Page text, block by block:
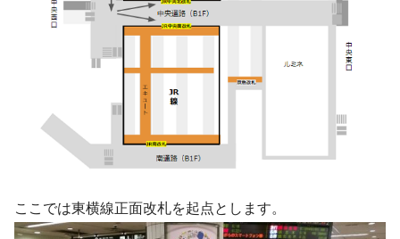
ここでは東横線正面改札を起点とします。